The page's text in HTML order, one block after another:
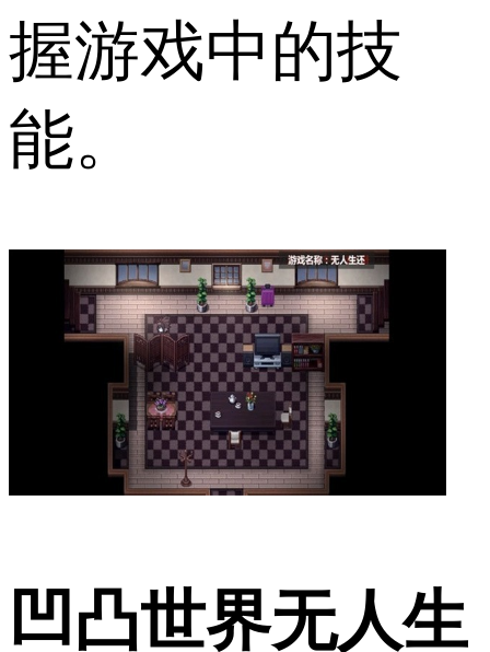
握游戏中的技
能。
凹凸世界无人生